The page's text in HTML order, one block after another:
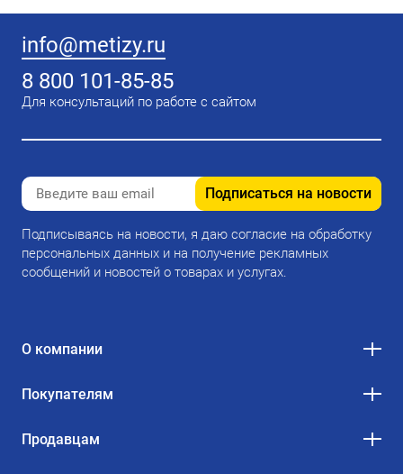
info@metizy.ru
8 800 101-85-85
Для консультаций по работе с сайтом
Подписаться на новости
Подписываясь на новости, я даю согласие на обработку
персональных данных и на получение рекламных
сообщений и новостей о товарах и услугах.
О компании
Покупателям
Продавцам